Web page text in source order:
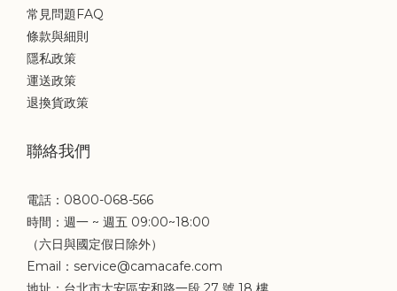
常見問題FAQ
條款與細則
隱私政策
運送政策
退換貨政策
聯絡我們
電話：0800-068-566
時間：週一 ~ 週五 09:00~18:00
（六日與國定假日除外）
Email：service@camacafe.com